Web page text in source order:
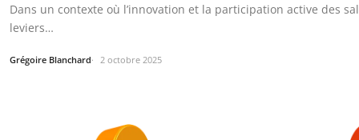
Dans un contexte où l’innovation et la participation active des
leviers…
Grégoire Blanchard 2 octobre 2025